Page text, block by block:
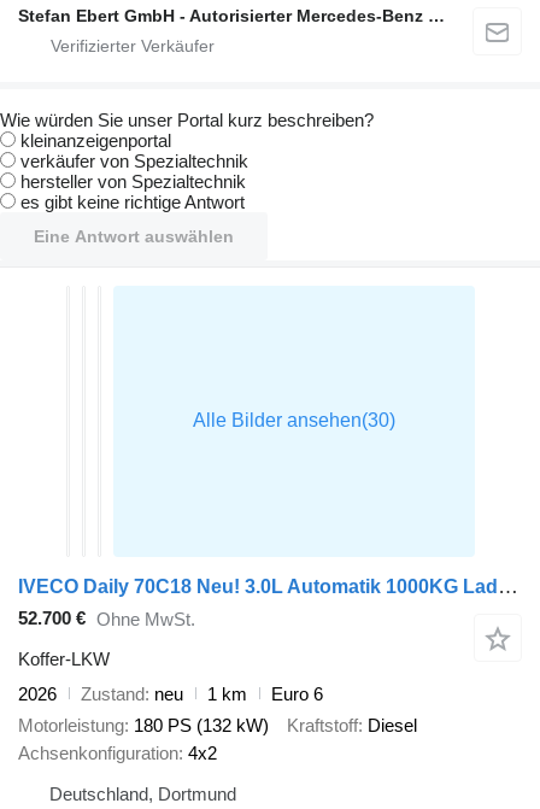
Stefan Ebert GmbH - Autorisierter Mercedes-Benz Servicepartner
Wie würden Sie unser Portal kurz beschreiben?
kleinanzeigenportal
verkäufer von Spezialtechnik
hersteller von Spezialtechnik
es gibt keine richtige Antwort
Eine Antwort auswählen
IVECO Daily 70C18 Neu! 3.0L Automatik 1000KG Ladebordwand Koffer 180PS
52.700 € Ohne MwSt.
Koffer-LKW
2026
Zustand neu 1 km
Euro 6
Motorleistung 180 PS (132 kW) Kraftstoff Diesel
Achsenkonfiguration 4x2
Deutschland, Dortmund